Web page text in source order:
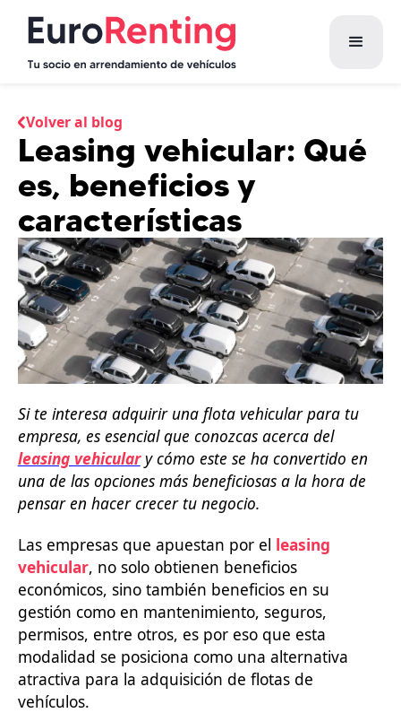
Volver al blog
Leasing vehicular: Qué
es, beneficios y
características
Si te interesa adquirir una flota vehicular para tu
empresa, es esencial que conozcas acerca del
leasing vehiculary cómo este se ha convertido en
una de las opciones más beneficiosas a la hora de
pensar en hacer crecer tu negocio.
Las empresas que apuestan por el leasing
vehicular, no solo obtienen beneficios
económicos, sino también beneficios en su
gestión como en mantenimiento, seguros,
permisos, entre otros, es por eso que esta
modalidad se posiciona como una alternativa
atractiva para la adquisición de flotas de
vehículos.